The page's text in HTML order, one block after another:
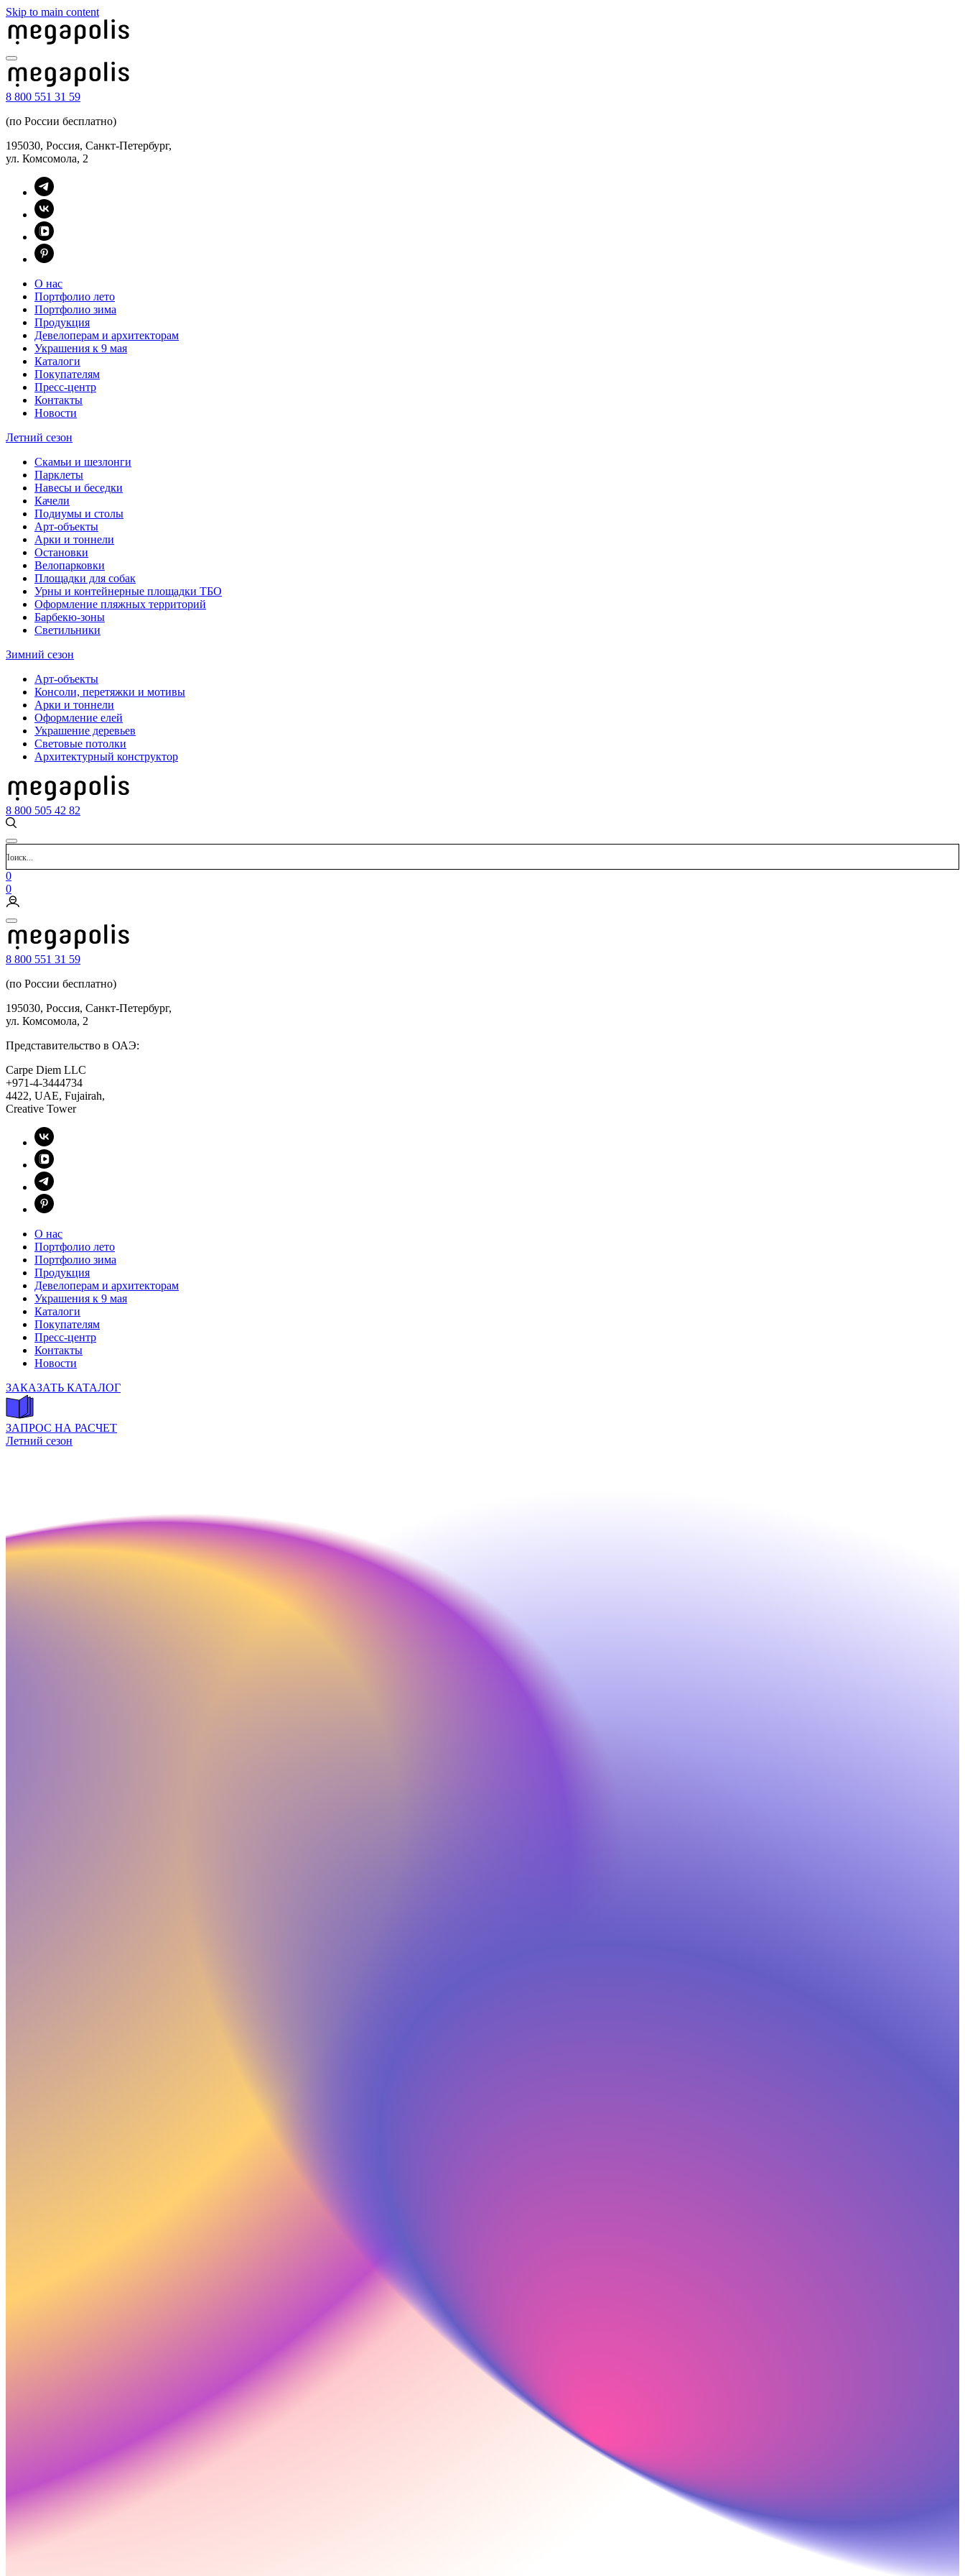
Skip to main content
8 800 551 31 59
(по России бесплатно)
195030, Россия, Санкт-Петербург,
ул. Комсомола, 2
О нас
Портфолио лето
Портфолио зима
Продукция
Девелоперам и архитекторам
Украшения к 9 мая
Каталоги
Покупателям
Пресс-центр
Контакты
Новости
Летний сезон
Скамьи и шезлонги
Парклеты
Навесы и беседки
Качели
Подиумы и столы
Арт-объекты
Арки и тоннели
Остановки
Велопарковки
Площадки для собак
Урны и контейнерные площадки ТБО
Оформление пляжных территорий
Барбекю-зоны
Светильники
Зимний сезон
Арт-объекты
Консоли, перетяжки и мотивы
Арки и тоннели
Оформление елей
Украшение деревьев
Световые потолки
Архитектурный конструктор
8 800 505 42 82
0
0
8 800 551 31 59
(по России бесплатно)
195030, Россия, Санкт-Петербург,
ул. Комсомола, 2
Представительство в ОАЭ:
Carpe Diem LLC
+971-4-3444734
4422, UAE, Fujairah,
Creative Tower
О нас
Портфолио лето
Портфолио зима
Продукция
Девелоперам и архитекторам
Украшения к 9 мая
Каталоги
Покупателям
Пресс-центр
Контакты
Новости
ЗАКАЗАТЬ КАТАЛОГ
ЗАПРОС НА РАСЧЕТ
Летний сезон